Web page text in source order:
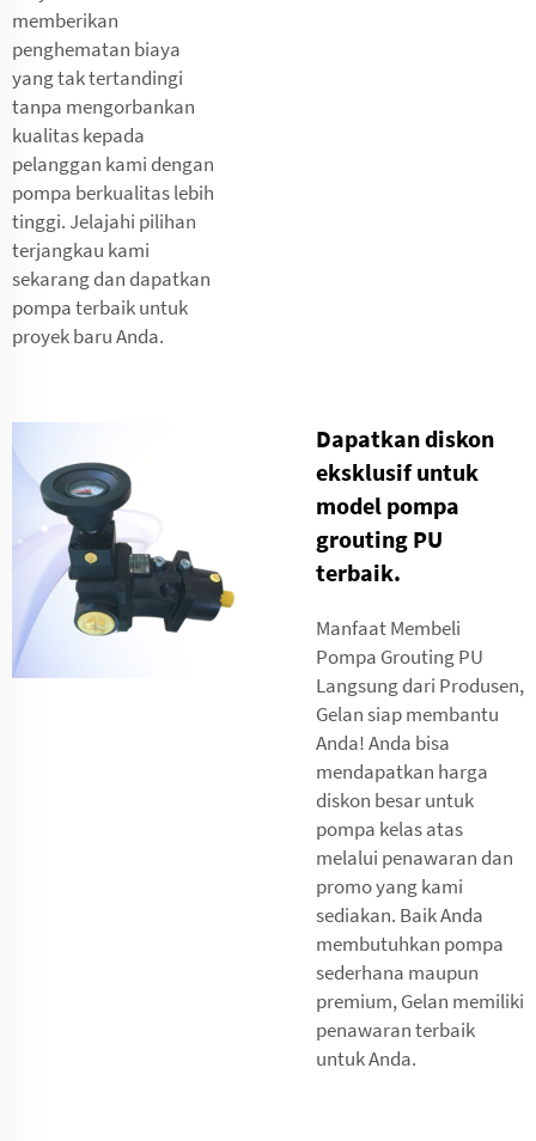
memberikan
penghematan biaya
yang tak tertandingi
tanpa mengorbankan
kualitas kepada
pelanggan kami dengan
pompa berkualitas lebih
tinggi. Jelajahi pilihan
terjangkau kami
sekarang dan dapatkan
pompa terbaik untuk
proyek baru Anda.
Dapatkan diskon
eksklusif untuk
model pompa
grouting PU
terbaik.
Manfaat Membeli
Pompa Grouting PU
Langsung dari Produsen,
Gelan siap membantu
Anda! Anda bisa
mendapatkan harga
diskon besar untuk
pompa kelas atas
melalui penawaran dan
promo yang kami
sediakan. Baik Anda
membutuhkan pompa
sederhana maupun
premium, Gelan memiliki
penawaran terbaik
untuk Anda.